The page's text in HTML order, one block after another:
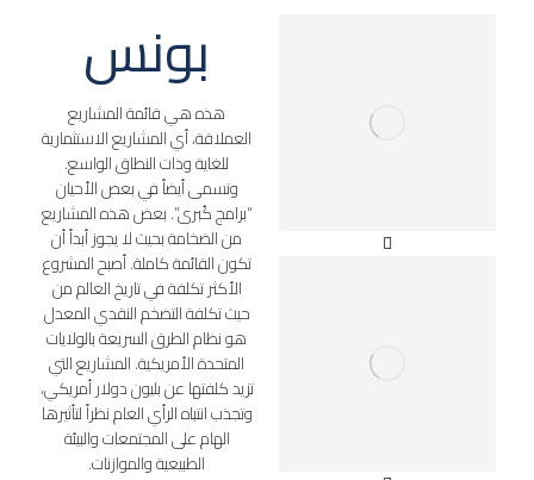
بونس
هذه هي قائمة المشاريع
العملاقة، أي المشاريع الاستثمارية
للغاية وذات النطاق الواسع.
وتسمى أيضاً في بعض الأحيان
“برامج كُبرى”. بعض هذه المشاريع
من الضخامة بحيث لا يجوز أبداً أن
تكون القائمة كاملة. أصبح المشروع
الأكثر تكلفة في تاريخ العالم من
حيث تكلفة التضخم النقدي المعدل
هو نظام الطرق السريعة بالولايات
المتحدة الأمريكية. المشاريع التي
تزيد كلفتها عن بليون دولار أمريكي،
وتجذب انتباه الرأي العام نظراً لتأثيرها
الهام على المجتمعات والبيئة
الطبيعية والموازنات.